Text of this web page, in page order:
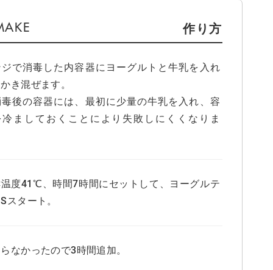
作り方
で消毒した内容器にヨーグルトと牛乳を入れ
き混ぜます。
後の容器には、最初に少量の牛乳を入れ、容
ましておくことにより失敗しにくくなりま
度41℃、時間7時間にセットして、ヨーグルテ
スタート。
なかったので3時間追加。